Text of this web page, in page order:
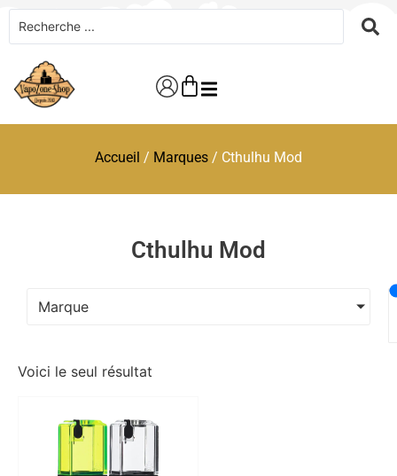
Accueil / Marques / Cthulhu Mod
Cthulhu Mod
Marque
Voici le seul résultat